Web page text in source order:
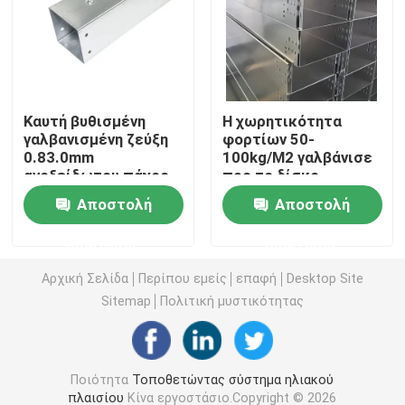
Σφιγκτήρες στερέωσης ηλιακών πάνελ
Ράγες τοποθέτησης ηλιακών πάνελ
Μέσος σφιγκτήρας ηλιακού πλαισίου
Σφιγκτήρας τελών ηλιακού πλαισίου
Εξάρτηση συναρμογών ραγών
Η κλίση ηλιακού πλαισίου τοποθετεί
Ηλιακός γάντζος οροφής
Καυτή βυθισμένη
γαλβανισμένη ζεύξη
0.83.0mm
ανοξείδωτου πάχος
Αποστολή
Η χωρητικότητα
φορτίων 50-
100kg/M2 γαλβάνισε
προ το δίσκο
καλωδίων χάλυβα
αλεξίπυροΑποστολή
Αρχική Σελίδα Περίπου εμείς επαφή
Desktop Site
Sitemap
Πολιτική μυστικότητας
Ποιότητα Τοποθετώντας σύστημα ηλιακού
πλαισίου Κίνα εργοστάσιο.Copyright © 2026